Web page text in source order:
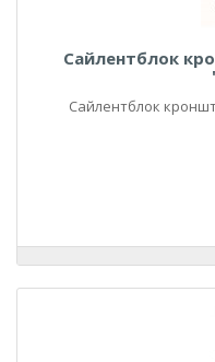
Сайлентблок
Сайлентблок